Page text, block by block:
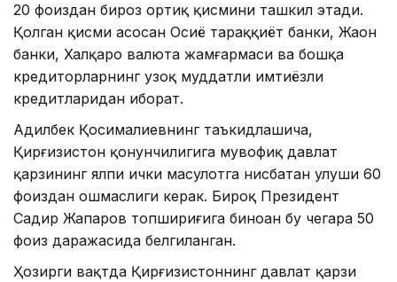
20 фоиздан бироз ортиқ қисмини ташкил этади.
Қолган қисми асосан Осиё тараққиёт банки, Жаҳон
банки, Халқаро валюта жамғармаси ва бошқа
кредиторларнинг узоқ муддатли имтиёзли
кредитларидан иборат.
Адилбек Қосималиевнинг таъкидлашича,
Қирғизистон қонунчилигига мувофиқ давлат
қарзининг ялпи ички маҳсулотга нисбатан улуши 60
фоиздан ошмаслиги керак. Бироқ Президент
Садир Жапаров топшириғига биноан бу чегара 50
фоиз даражасида белгиланган.
Ҳозирги вақтда Қирғизистоннинг давлат қарзи